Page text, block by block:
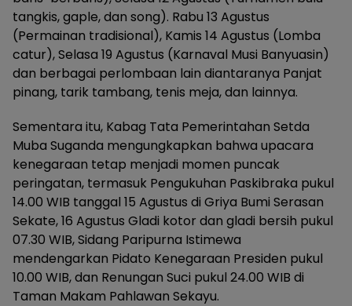
tangkis, gaple, dan song). Rabu 13 Agustus
(Permainan tradisional), Kamis 14 Agustus (Lomba
catur), Selasa 19 Agustus (Karnaval Musi Banyuasin)
dan berbagai perlombaan lain diantaranya Panjat
pinang, tarik tambang, tenis meja, dan lainnya.
Sementara itu, Kabag Tata Pemerintahan Setda
Muba Suganda mengungkapkan bahwa upacara
kenegaraan tetap menjadi momen puncak
peringatan, termasuk Pengukuhan Paskibraka pukul
14.00 WIB tanggal 15 Agustus di Griya Bumi Serasan
Sekate, 16 Agustus Gladi kotor dan gladi bersih pukul
07.30 WIB, Sidang Paripurna Istimewa
mendengarkan Pidato Kenegaraan Presiden pukul
10.00 WIB, dan Renungan Suci pukul 24.00 WIB di
Taman Makam Pahlawan Sekayu.